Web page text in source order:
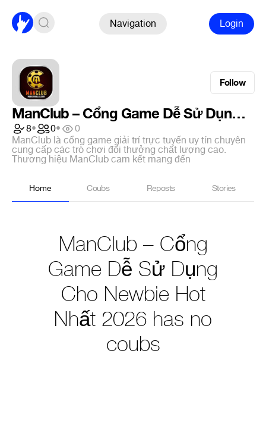
Navigation Login
Follow
ManClub – Cổng Game Dễ Sử Dụng Cho Newbie Hot Nhất 2026
8• 0•
0
ManClub là cổng game giải trí trực tuyến uy tín chuyên
cung cấp các trò chơi đổi thưởng chất lượng cao.
Thương hiệu ManClub cam kết mang đến
Home Coubs Reposts Stories
ManClub – Cổng
Game Dễ Sử Dụng
Cho Newbie Hot
Nhất 2026 has no
coubs